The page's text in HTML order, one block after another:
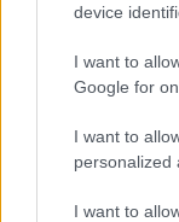
device
I want to
Google for
I want to
personalized
I want to